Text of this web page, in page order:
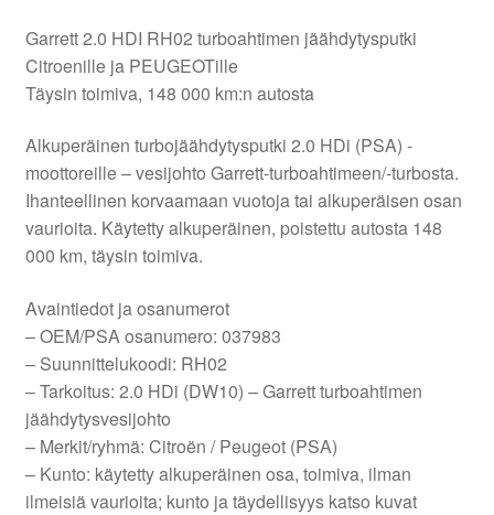
Garrett 2.0 HDI RH02 turboahtimen jäähdytysputki
Citroenille ja PEUGEOTille
Täysin toimiva, 148 000 km:n autosta
Alkuperäinen turbojäähdytysputki 2.0 HDi (PSA) -
moottoreille – vesijohto Garrett-turboahtimeen/-turbosta.
Ihanteellinen korvaamaan vuotoja tai alkuperäisen osan
vaurioita. Käytetty alkuperäinen, poistettu autosta 148
000 km, täysin toimiva.
Avaintiedot ja osanumerot
– OEM/PSA osanumero: 037983
– Suunnittelukoodi: RH02
– Tarkoitus: 2.0 HDi (DW10) – Garrett turboahtimen
jäähdytysvesijohto
– Merkit/ryhmä: Citroën / Peugeot (PSA)
– Kunto: käytetty alkuperäinen osa, toimiva, ilman
ilmeisiä vaurioita; kunto ja täydellisyys katso kuvat